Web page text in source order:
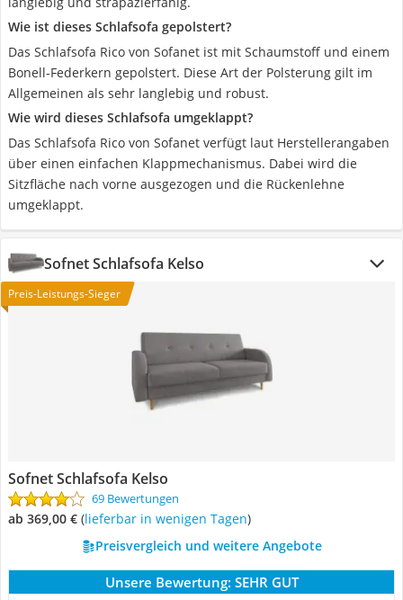
Wie ist dieses Schlafsofa gepolstert?
Das Schlafsofa Rico von Sofanet ist mit Schaumstoff und einem
Bonell-Federkern gepolstert. Diese Art der Polsterung gilt im
Allgemeinen als sehr langlebig und robust.
Wie wird dieses Schlafsofa umgeklappt?
Das Schlafsofa Rico von Sofanet verfügt laut Herstellerangaben
über einen einfachen Klappmechanismus. Dabei wird die
Sitzfläche nach vorne ausgezogen und die Rückenlehne
umgeklappt.
Sofnet Schlafsofa Kelso
Preis-Leistungs-Sieger
Sofnet Schlafsofa Kelso
69 Bewertungen
ab 369,00 € ( Lieferbar in wenigen Tagen)
Preisvergleich und weitere Angebote
Unsere Bewertung: SEHR GUT